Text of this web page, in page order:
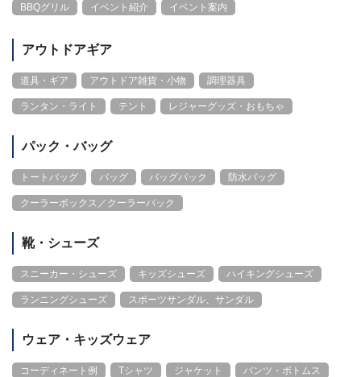
BBQグリル イベント紹介 イベント案内
アウトドアギア
道具・ギア アウトドア雑貨・小物 調理器具
ランタン・ライト テント レジャーグッズ・おもちゃ
パック・バッグ
トートバッグ バッグ バッグパック 防水バッグ
クーラーボックス／クーラーバック
靴・シューズ
スニーカー・シューズ キッズシューズ ハイキングシューズ
ランニングシューズ スポーツサンダル、サンダル
ウェア・キッズウェア
コーディネート例 Tシャツ ジャケット パンツ・ボトムス